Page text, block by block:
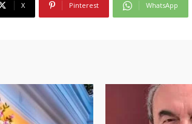
X Pinterest WhatsApp